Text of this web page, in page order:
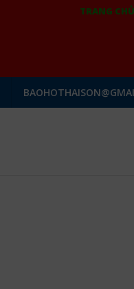
TRANG CHỦ